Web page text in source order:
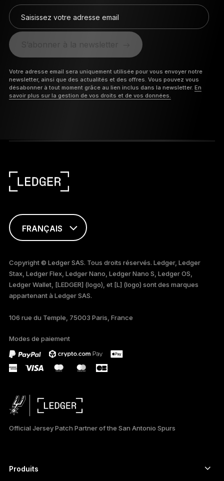
Saisissez votre adresse email
S’abonner à la newsletter
Votre adresse email sera uniquement utilisée pour vous envoyer notre
newsletter, ainsi que des actualités et des offres. Vous pouvez vous
désabonner à tout moment grâce au lien inclus dans la newsletter. En
savoir plus sur la gestion de vos droits et de vos données.
FRANÇAIS
TÜRKÇE
DEUTSCH
PORTUGUÊS
ESPAÑOL
РУССКИЙ
日本語
Copyright © Ledger SAS. Tous droits réservés. Ledger, Ledger
Stax, Ledger Flex, Ledger Nano, Ledger Nano S, Ledger OS,
Ledger Wallet, [LEDGER] (logo), et [L] (logo) sont des marques
appartenant à Ledger SAS.
106 rue du Temple, 75003 Paris, France
Modes de paiement
Official Jersey Patch Partner of the San Antonio Spurs
Produits